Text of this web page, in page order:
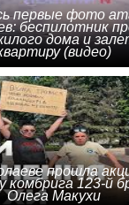
первые фото
беспилотник
дома и
(видео)
прошла
комбрига 123-й
Олега Макухи